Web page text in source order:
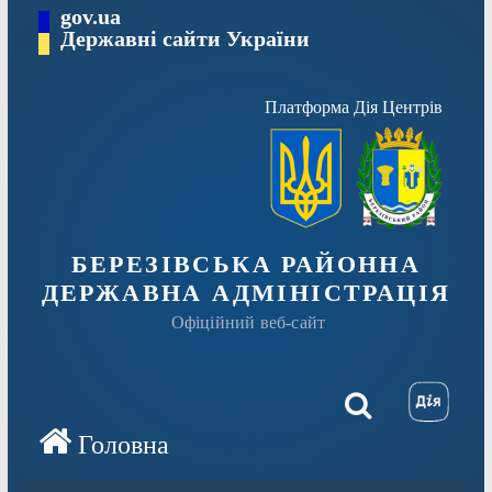
Перейтиgov.ua
Державні сайти України
Платформа Дія Центрів
БЕРЕЗІВСЬКА РАЙОННА
ДЕРЖАВНА АДМІНІСТРАЦІЯ
Офіційний веб-сайт